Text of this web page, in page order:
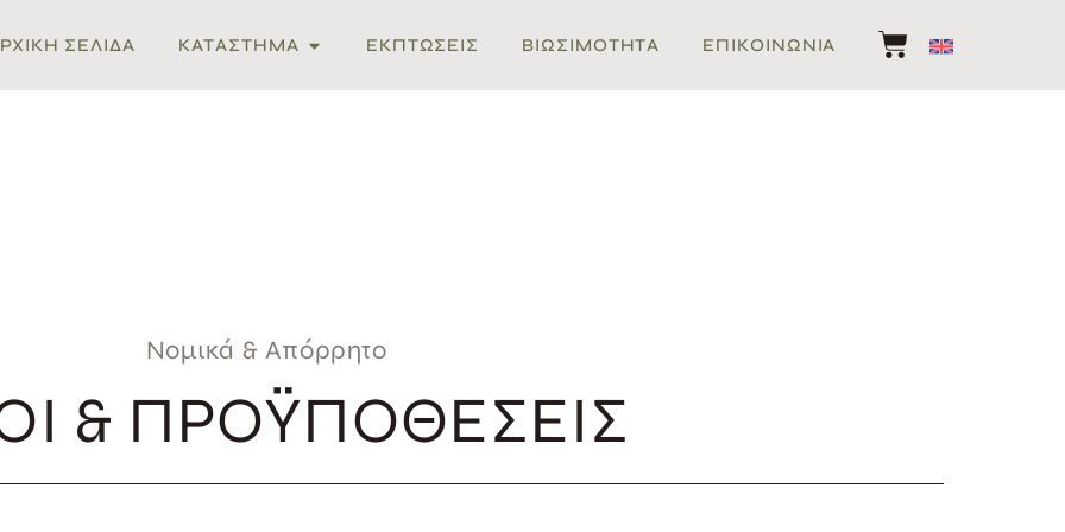
ΣΕΛΊΔΑ ΚΑΤΆΣΤΗΜΑ ΕΚΠΤΩΣΕΙΣ ΒΙΩΣΙΜΌΤΗΤΑ ΕΠΙΚΟΙΝΩΝΊΑ
Νομικά & Απόρρητο
& ΠΡΟΫΠΟΘΈΣΕΙΣ